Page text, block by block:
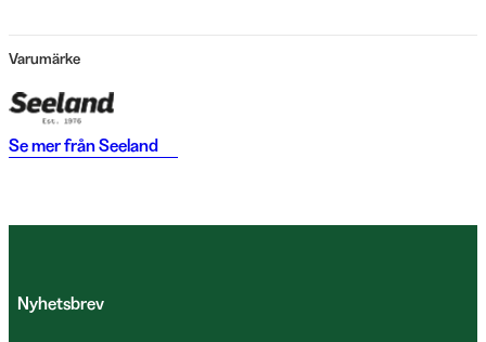
Varumärke
Se mer frånSeeland
Nyhetsbrev